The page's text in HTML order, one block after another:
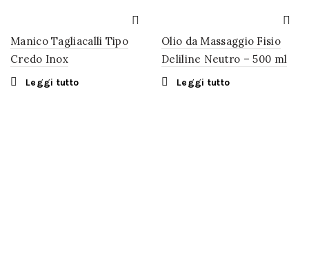
Manico Tagliacalli Tipo
Credo Inox
Leggi tutto
Olio da Massaggio Fisio
Deliline Neutro – 500 ml
Leggi tutto